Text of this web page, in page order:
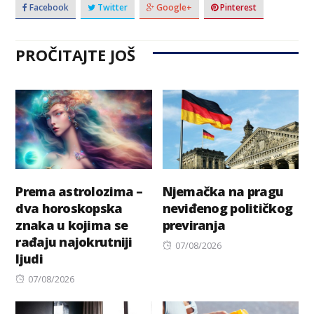
Facebook Twitter Google+ Pinterest
PROČITAJTE JOŠ
Prema astrolozima –
dva horoskopska
znaka u kojima se
rađaju najokrutniji
ljudi
Posted
07/08/2026
Njemačka na pragu
neviđenog političkog
previranja
Posted
07/08/2026